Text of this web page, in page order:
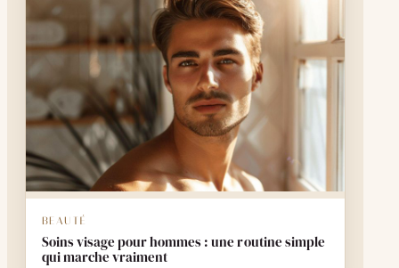
BEAUTÉ
Soins visage pour hommes : une routine simple
qui marche vraiment